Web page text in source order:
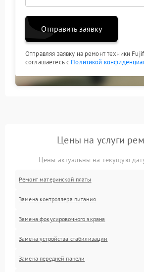
Отправить заявку
Отправляя заявку на ремонт техники
соглашаетесь с Политикой
Цены на услуги
Цены актуальны на текущую
Ремонт материнской платы
Замена контроллера питания
Замена фокусировочного экрана
Замена устройства стабилизации
Замена передней панели